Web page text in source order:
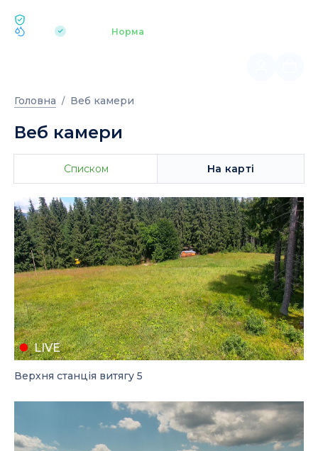
| Норма
Головна Веб камери
Веб камери
Списком На карті
LIVE
Верхня станція витягу 5